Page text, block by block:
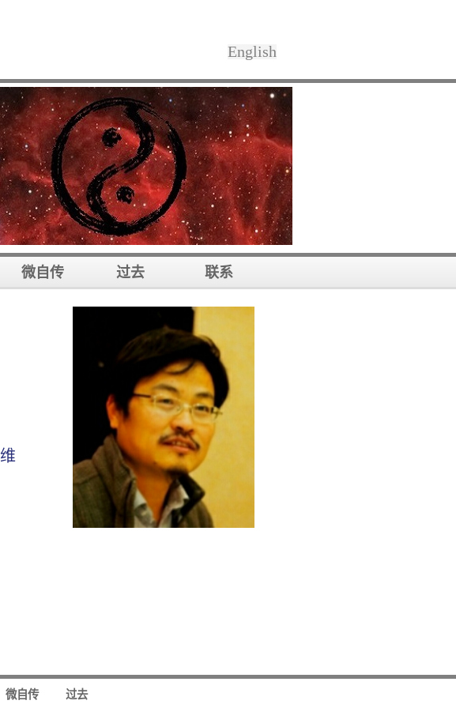
English
微自传 过去 联系
维
微自传 过去